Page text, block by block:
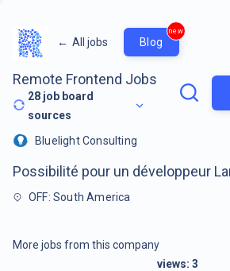
← All jobs Blog
new
Remote Frontend Jobs
28 job board
sources
Bluelight Consulting
Possibilité pour un développeur
OFF: South America
More jobs from this company
views: 3